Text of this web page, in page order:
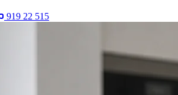
919 22 515